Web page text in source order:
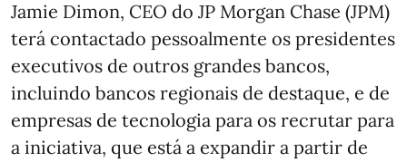
Jamie Dimon, CEO do JP Morgan Chase (JPM)
terá contactado pessoalmente os presidentes
executivos de outros grandes bancos,
incluindo bancos regionais de destaque, e de
empresas de tecnologia para os recrutar para
a iniciativa, que está a expandir a partir de